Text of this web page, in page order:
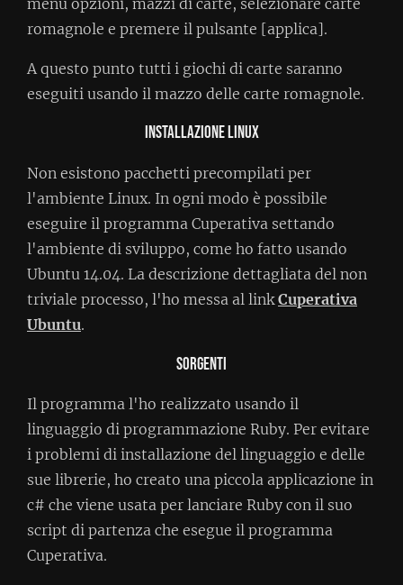
romagnole e premere il pulsante [applica].
A questo punto tutti i giochi di carte saranno
eseguiti usando il mazzo delle carte romagnole.
Installazione Linux
Non esistono pacchetti precompilati per
l'ambiente Linux. In ogni modo è possibile
eseguire il programma Cuperativa settando
l'ambiente di sviluppo, come ho fatto usando
Ubuntu 14.04. La descrizione dettagliata del non
triviale processo, l'ho messa al linkCuperativa
Ubuntu.
Sorgenti
Il programma l'ho realizzato usando il
linguaggio di programmazione Ruby. Per evitare
i problemi di installazione del linguaggio e delle
sue librerie, ho creato una piccola applicazione in
c# che viene usata per lanciare Ruby con il suo
script di partenza che esegue il programma
Cuperativa.